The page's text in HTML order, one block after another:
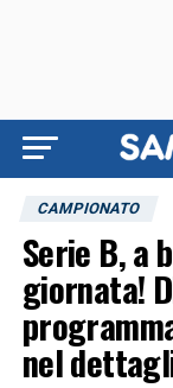
CAMPIONATO
Serie B, a
giornata!
nel